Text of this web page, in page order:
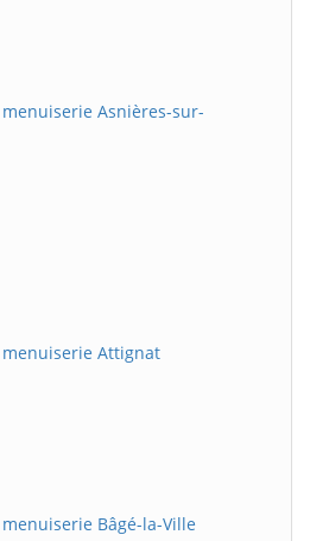
Asnières-sur-
Attignat
Bâgé-la-Ville